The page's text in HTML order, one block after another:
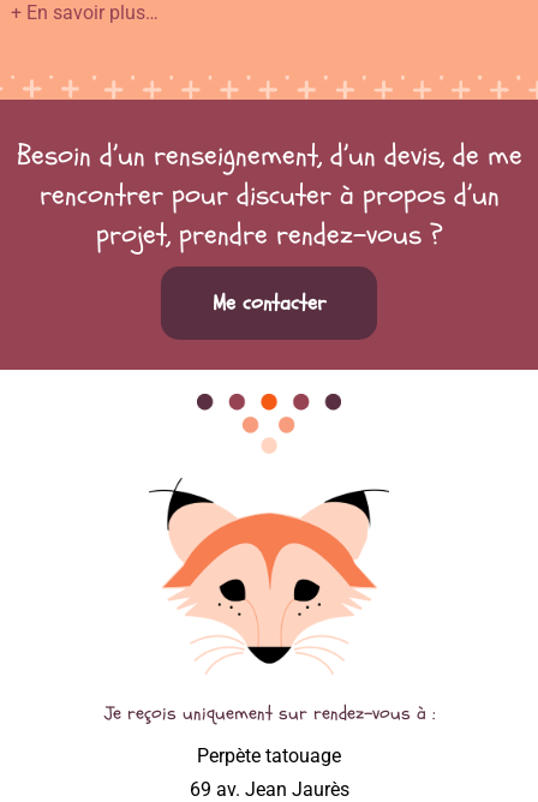
+ En savoir plus…
Besoin d’un renseignement, d’un devis, de me
rencontrer pour discuter à propos d’un
projet, prendre rendez-vous ?
Me contacter
Je reçois uniquement sur rendez-vous à :
Perpète tatouage
69 av. Jean Jaurès